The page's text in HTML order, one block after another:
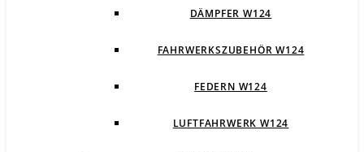
DÄMPFER W124
FAHRWERKSZUBEHÖR W124
FEDERN W124
LUFTFAHRWERK W124